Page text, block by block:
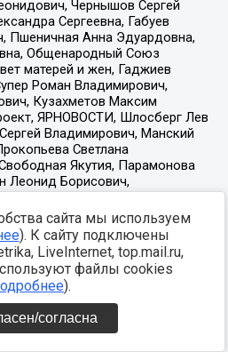
сайта мы используем
). К сайту подключены
LiveInternet, top.mail.ru,
файлы cookies
).
согласна